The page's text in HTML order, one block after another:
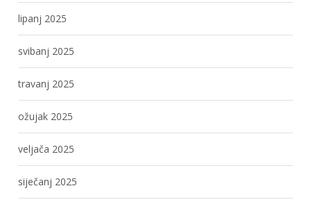
lipanj 2025
svibanj 2025
travanj 2025
ožujak 2025
veljača 2025
siječanj 2025